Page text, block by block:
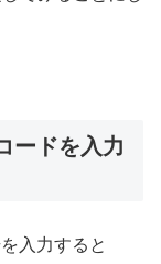
ードを入力
入力すると